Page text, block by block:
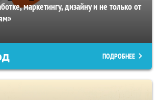
маркетингу, дизайну и не только от
ПОДРОБНЕЕ